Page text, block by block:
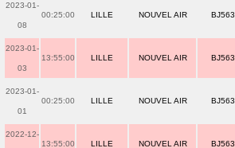
2023-01-
08
00:25:00 LILLE NOUVEL AIR BJ563
2023-01-
03
13:55:00 LILLE NOUVEL AIR BJ563
2023-01-
01
00:25:00 LILLE NOUVEL AIR BJ563
2022-12-
13:55:00 LILLE NOUVEL AIR BJ563